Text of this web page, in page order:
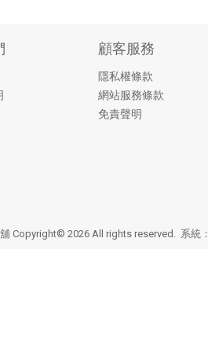
顧客服務
隱私權條款
網站服務條款
免責聲明
Copyright© 2026 All rights reserved. 系統：